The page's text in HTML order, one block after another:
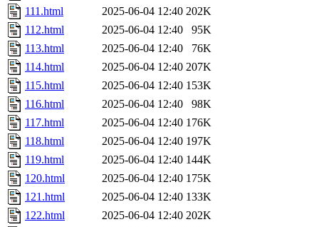
111.html
2025-06-04 12:40 202K
112.html
2025-06-04 12:40
95K
113.html
2025-06-04 12:40
76K
114.html
2025-06-04 12:40 207K
115.html
2025-06-04 12:40 153K
116.html
2025-06-04 12:40
98K
117.html
2025-06-04 12:40 176K
118.html
2025-06-04 12:40 197K
119.html
2025-06-04 12:40 144K
120.html
2025-06-04 12:40 175K
121.html
2025-06-04 12:40 133K
122.html
2025-06-04 12:40 202K